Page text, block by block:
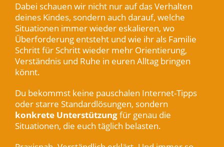
Dabei schauen wir nicht nur auf das Verhalten
deines Kindes, sondern auch darauf, welche
Situationen immer wieder eskalieren, wo
Überforderung entsteht und wie ihr als Familie
Schritt für Schritt wieder mehr Orientierung,
Verständnis und Ruhe in euren Alltag bringen
könnt.
Du bekommst keine pauschalen Internet-Tipps
oder starre Standardlösungen, sondern
konkrete Unterstützungfür genau die
Situationen, die euch täglich belasten.